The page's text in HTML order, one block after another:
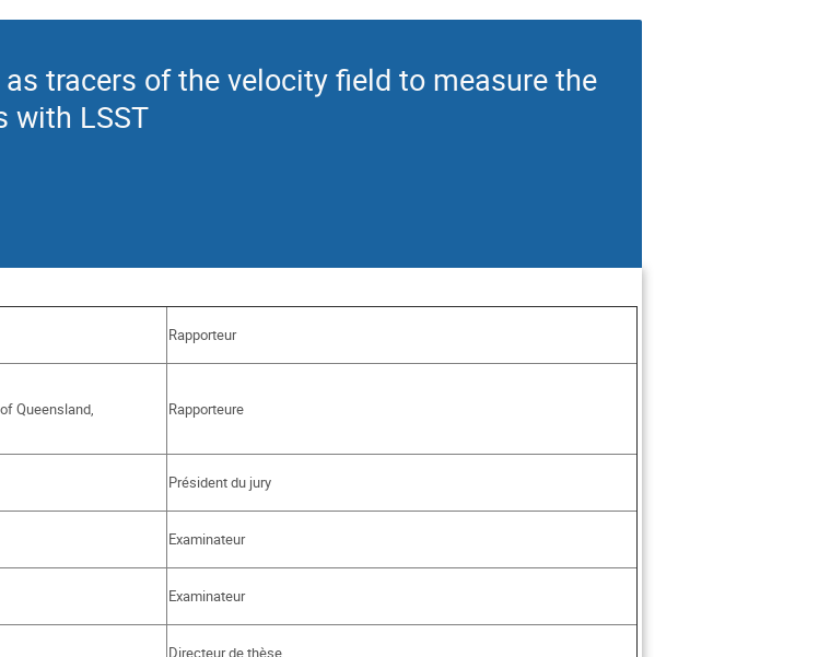
tracers of the velocity field to measure the
with LSST
Rapporteur
Queensland,
Rapporteure
Président du jury
Examinateur
Examinateur
Directeur de thèse